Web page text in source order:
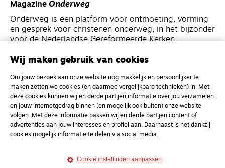
Magazine Onderweg
Onderweg is een platform voor ontmoeting, vorming
en gesprek voor christenen onderweg, in het bijzonder
voor de Nederlandse Gereformeerde Kerken.
Magazine
Onderweg
Kvk-nummer 33277063
NL46 INGB 0117 5827 86
info@onderwegonline.nl
Wij maken gebruik van cookies
Om jouw bezoek aan onze website nóg makkelijk en persoonlijker te
maken zetten we cookies (en daarmee vergelijkbare technieken) in. Met
deze cookies kunnen wij en derde partijen informatie over jou verzamelen
en jouw internetgedrag binnen (en mogelijk ook buiten) onze website
volgen. Met deze informatie passen wij en derde partijen content of
advertenties aan jouw interesses en profiel aan. Daarnaast is het dankzij
cookies mogelijk informatie te delen via social media.
Cookie instellingen aanpassen